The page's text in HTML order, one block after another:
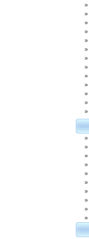
»
»
»
»
»
»
»
»
»
»
»
»
»
»
»
»
»
»
»
»
»
»
»